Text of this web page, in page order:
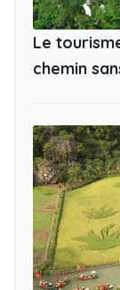
Le
chemin